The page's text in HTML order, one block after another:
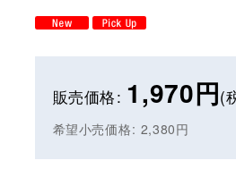
販売価格: 1,970円(
希望小売価格: 2,380円